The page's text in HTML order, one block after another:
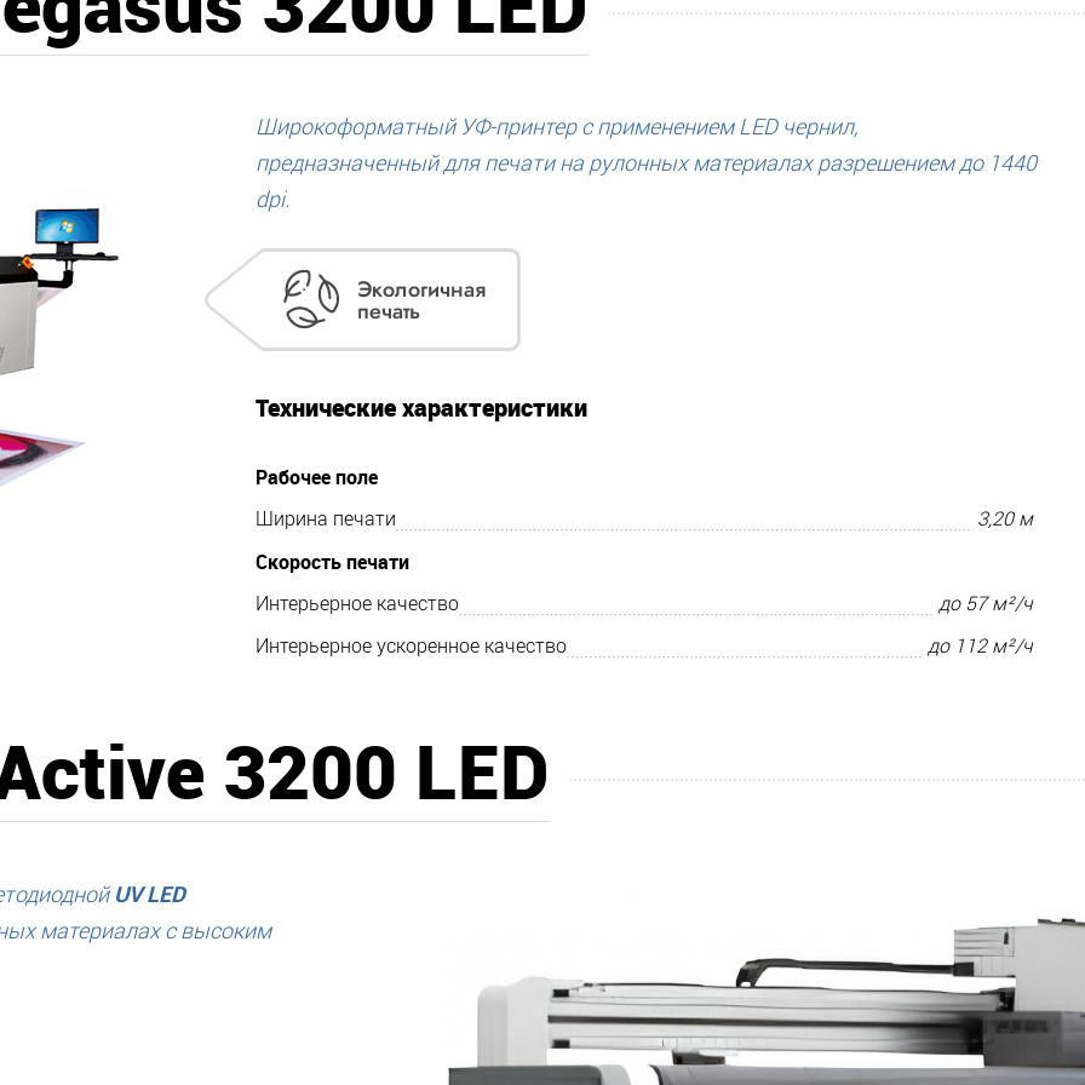
Широкоформатный УФ-принтер с применением LED чернил,
предназначенный для печати на рулонных материалах разрешением до 1440
dpi.
Технические характеристики
Рабочее поле
3,20 м
Ширина печати
Скорость печати
до 57 м²/ч
Интерьерное качество
до 112 м²/ч
Интерьерное ускоренное качество
3200 LED
UV LED
материалах с высоким